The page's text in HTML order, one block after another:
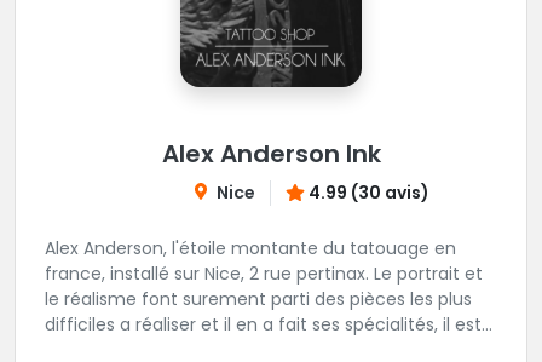
Alex Anderson Ink
Nice 4.99 (30 avis)
Alex Anderson, l'étoile montante du tatouage en
france, installé sur Nice, 2 rue pertinax. Le portrait et
le réalisme font surement parti des pièces les plus
difficiles a réaliser et il en a fait ses spécialités, il est